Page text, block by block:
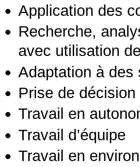
Application des
Recherche,
avec utilisation
Adaptation à des
Prise de décision
Travail en
Travail d’équipe
Travail en